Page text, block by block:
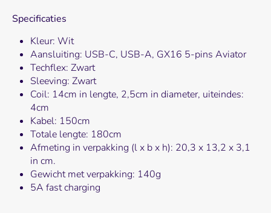
Specificaties
Kleur: Wit
Aansluiting: USB-C, USB-A, GX16 5-pins Aviator
Techflex: Zwart
Sleeving: Zwart
Coil: 14cm in lengte, 2,5cm in diameter, uiteindes:
4cm
Kabel: 150cm
Totale lengte: 180cm
Afmeting in verpakking (l x b x h): 20,3 x 13,2 x 3,1
in cm.
Gewicht met verpakking: 140g
5A fast charging